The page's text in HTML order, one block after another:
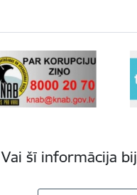
Vai šī informācija